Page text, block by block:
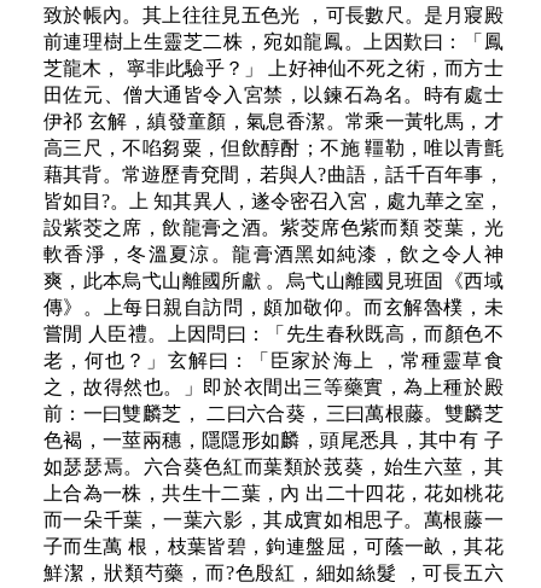
致於帳內。其上往往見五色光 ，可長數尺。是月寢殿
前連理樹上生靈芝二株，宛如龍鳳。上因歎曰：「鳳
芝龍木， 寧非此驗乎？」 上好神仙不死之術，而方士
田佐元、僧大通皆令入宮禁，以鍊石為名。時有處士
伊祁 玄解，縝發童顏，氣息香潔。常乘一黃牝馬，才
高三尺，不啗芻粟，但飲醇酎；不施 韁勒，唯以青氈
藉其背。常遊歷青兗間，若與人?曲語，話千百年事，
皆如目?。上 知其異人，遂令密召入宮，處九華之室，
設紫茭之席，飲龍膏之酒。紫茭席色紫而類 茭葉，光
軟香淨，冬溫夏涼。龍膏酒黑如純漆，飲之令人神
爽，此本烏弋山離國所獻 。烏弋山離國見班固《西域
傳》。上每日親自訪問，頗加敬仰。而玄解魯樸，未
嘗閒 人臣禮。上因問曰：「先生春秋既高，而顏色不
老，何也？」玄解曰：「臣家於海上 ，常種靈草食
之，故得然也。」即於衣間出三等藥實，為上種於殿
前：一曰雙麟芝， 二曰六合葵，三曰萬根藤。雙麟芝
色褐，一莖兩穗，隱隱形如麟，頭尾悉具，其中有 子
如瑟瑟焉。六合葵色紅而葉類於茙葵，始生六莖，其
上合為一株，共生十二葉，內 出二十四花，花如桃花
而一朵千葉，一葉六影，其成實如相思子。萬根藤一
子而生萬 根，枝葉皆碧，鉤連盤屈，可蔭一畝，其花
鮮潔，狀類芍藥，而?色殷紅，細如絲髮 ，可長五六